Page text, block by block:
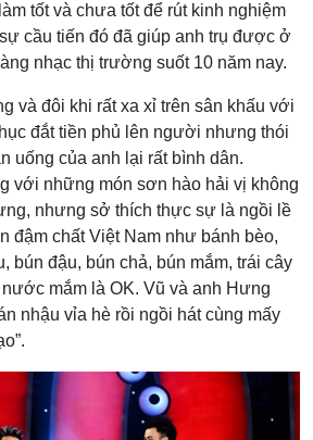
tốt và chưa tốt để rút kinh nghiệm
cầu tiến đó đã giúp anh trụ được ở
nhạc thị trường suốt 10 năm nay.
và đôi khi rất xa xỉ trên sân khấu với
đắt tiền phủ lên người nhưng thói
uống của anh lại rất bình dân.
với những món sơn hào hải vị không
nhưng sở thích thực sự là ngồi lề
đậm chất Việt Nam như bánh bèo,
bún đậu, bún chả, bún mắm, trái cây
mắm là OK. Vũ và anh Hưng
nhậu vỉa hè rồi ngồi hát cùng mấy